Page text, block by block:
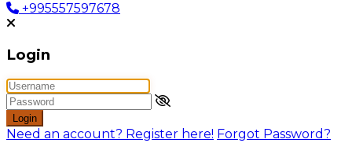
+995557597678
Login
Login
Need an account? Register here! Forgot Password?